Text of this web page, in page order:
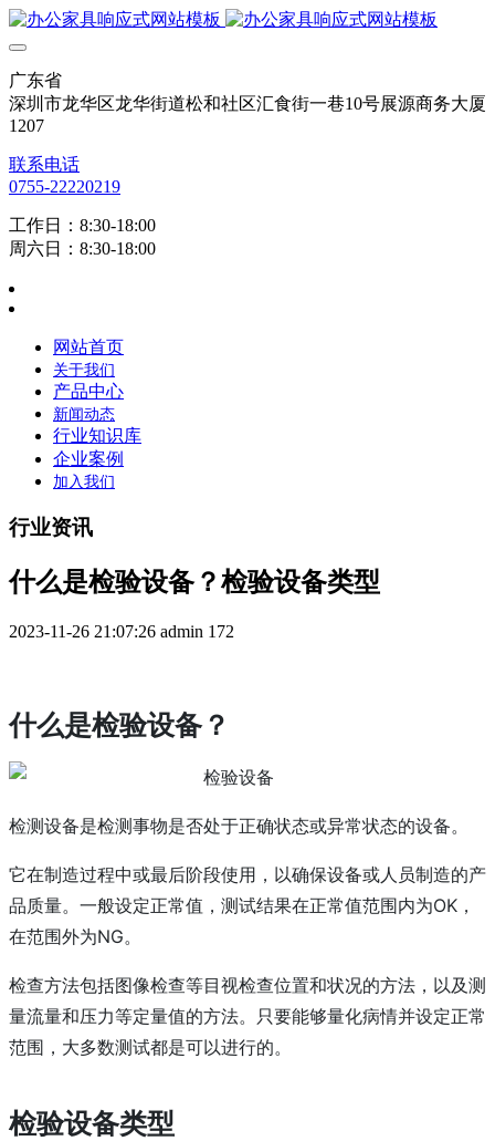
广东省
深圳市龙华区龙华街道松和社区汇食街一巷10号展源商务大厦
1207
联系电话
0755-22220219
工作日：8:30-18:00
周六日：8:30-18:00
网站首页
关于我们
产品中心
新闻动态
行业知识库
企业案例
加入我们
行业资讯
什么是检验设备？检验设备类型
2023-11-26 21:07:26 admin 172
什么是检验设备？
检测设备是检测事物是否处于正确状态或异常状态的设备。
它在制造过程中或最后阶段使用，以确保设备或人员制造的产
品质量。 一般设定正常值，测试结果在正常值范围内为OK，
在范围外为NG。
检查方法包括图像检查等目视检查位置和状况的方法，以及测
量流量和压力等定量值的方法。
只要能够量化病情并设定正常
范围，大多数测试都是可以进行的。
检验设备类型